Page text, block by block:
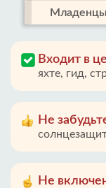
Входит в
яхте, гид,
Не
Не